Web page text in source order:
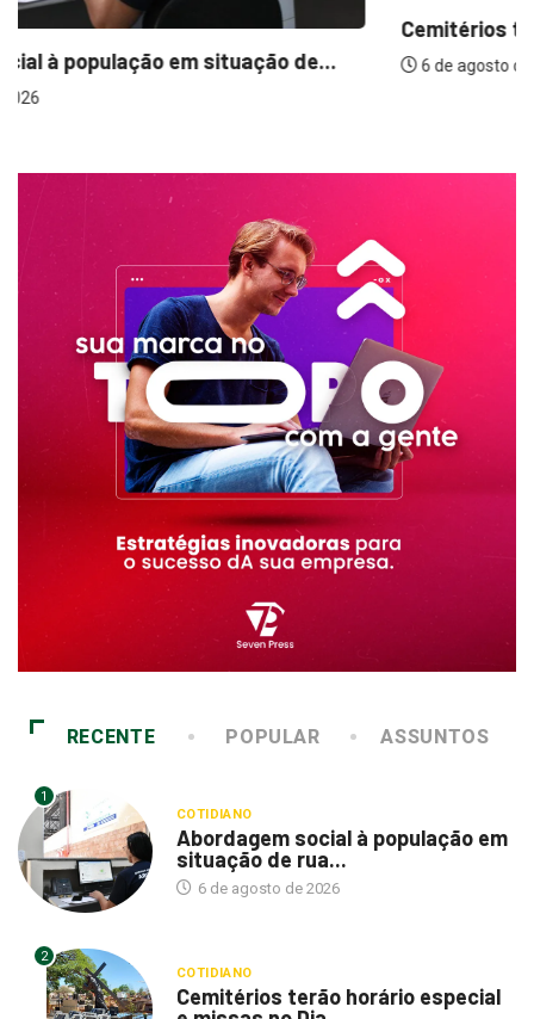
Cemitérios terão horário especial e missas no...
6 de agosto de 2026
RECENTE POPULAR ASSUNTOS
1
COTIDIANO
Abordagem social à população em
situação de rua...
6 de agosto de 2026
2
COTIDIANO
Cemitérios terão horário especial